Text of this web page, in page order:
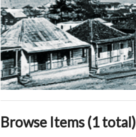
Browse Items (1 total)